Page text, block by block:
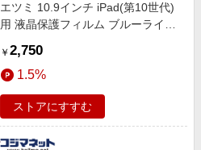
エツミ 10.9インチ iPad(第10世代)
用 液晶保護フィルム ブルーライト
￥ 2,750
1.5%
ストアにすすむ